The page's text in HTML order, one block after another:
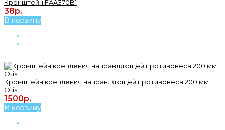
Кронштейн FAA370B1
38р.
В корзину
Кронштейн крепления направляющей противовеса 200 мм
Otis
1500р.
В корзину